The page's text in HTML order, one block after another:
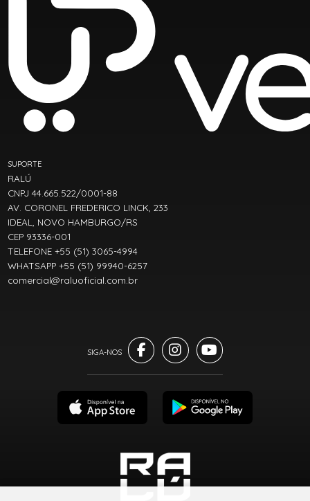
SUPORTE
RALÚ
CNPJ 44.665.522/0001-88
AV. CORONEL FREDERICO LINCK, 233
IDEAL, NOVO HAMBURGO/RS
CEP 93336-001
TELEFONE +55 (51) 3065-4994
WHATSAPP +55 (51) 99940-6257
comercial@raluoficial.com.br